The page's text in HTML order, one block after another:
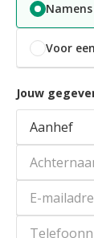
Voor
Jouw